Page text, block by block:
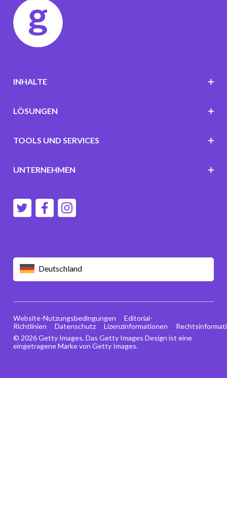
Deutschland
INHALTE
LÖSUNGEN
TOOLS UND SERVICES
UNTERNEHMEN
© 2026 Getty Images. Das Getty Images Design ist eine
eingetragene Marke von Getty Images.
Website-Nutzungsbedingungen
Editorial-
Richtlinien
Datenschutz Lizenzinformationen